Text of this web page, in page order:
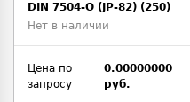
DIN 7504-O (JP-82) (250)
Нет в наличии
Цена по
запросу
0.00000000
руб.